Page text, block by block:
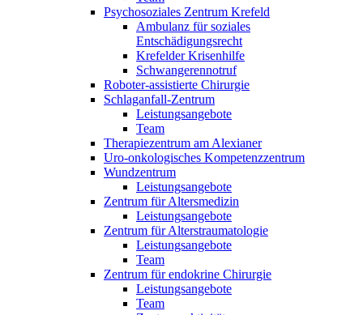
Psychosoziales Zentrum Krefeld
Ambulanz für soziales
Entschädigungsrecht
Krefelder Krisenhilfe
Schwangerennotruf
Roboter-assistierte Chirurgie
Schlaganfall-Zentrum
Leistungsangebote
Team
Therapiezentrum am Alexianer
Uro-onkologisches Kompetenzzentrum
Wundzentrum
Leistungsangebote
Zentrum für Altersmedizin
Leistungsangebote
Zentrum für Alterstraumatologie
Leistungsangebote
Team
Zentrum für endokrine Chirurgie
Leistungsangebote
Team